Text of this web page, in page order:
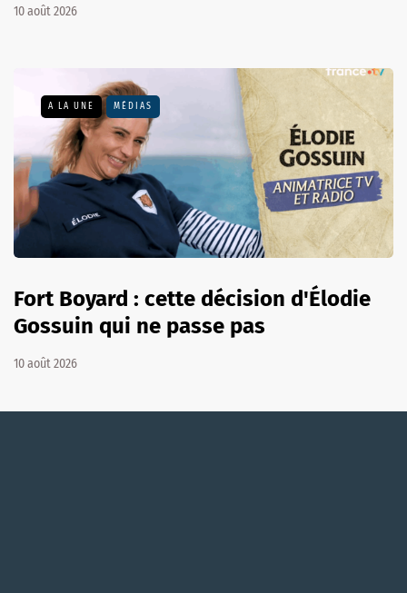
10 août 2026
A LA UNE MÉDIAS
Fort Boyard : cette décision d'Élodie
Gossuin qui ne passe pas
10 août 2026